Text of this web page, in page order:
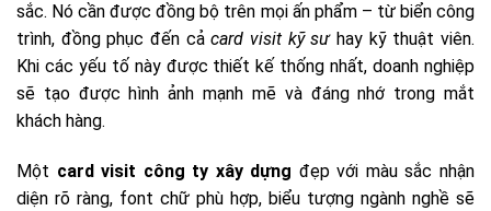
sắc. Nó cần được đồng bộ trên mọi ấn phẩm – từ biển công
trình, đồng phục đến cảcard visit kỹ sưhay kỹ thuật viên.
Khi các yếu tố này được thiết kế thống nhất, doanh nghiệp
sẽ tạo được hình ảnh mạnh mẽ và đáng nhớ trong mắt
khách hàng.
Một card visit công ty xây dựng đẹp với màu sắc nhận
diện rõ ràng, font chữ phù hợp, biểu tượng ngành nghề sẽ